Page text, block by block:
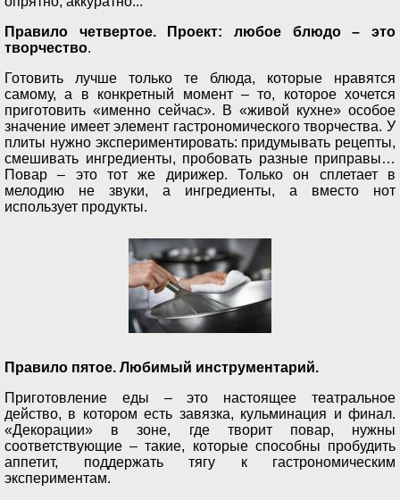
Правило четвертое. Проект: любое блюдо – это
творчество.
Готовить лучше только те блюда, которые нравятся
самому, а в конкретный момент – то, которое хочется
приготовить «именно сейчас». В «живой кухне» особое
значение имеет элемент гастрономического творчества. У
плиты нужно экспериментировать: придумывать рецепты,
смешивать ингредиенты, пробовать разные приправы…
Повар – это тот же дирижер. Только он сплетает в
мелодию не звуки, а ингредиенты, а вместо нот
использует продукты.
Правило пятое. Любимый инструментарий.
Приготовление еды – это настоящее театральное
действо, в котором есть завязка, кульминация и финал.
«Декорации» в зоне, где творит повар, нужны
соответствующие – такие, которые способны пробудить
аппетит, поддержать тягу к гастрономическим
экспериментам.